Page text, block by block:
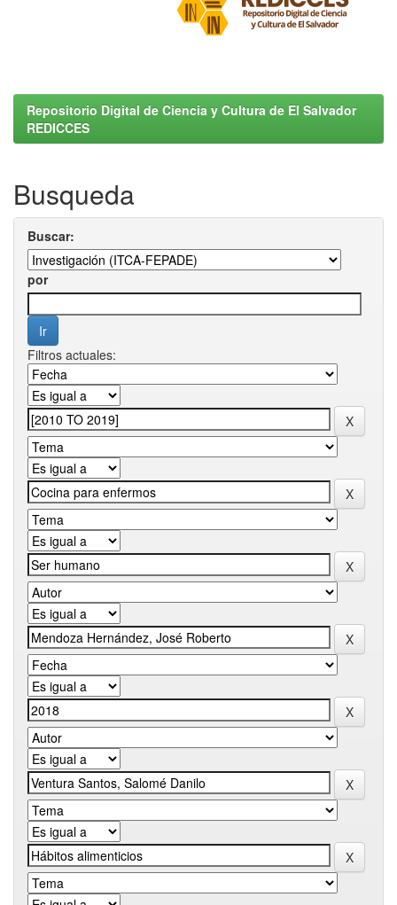
Repositorio Digital de Ciencia y Cultura de El Salvador
REDICCES
Busqueda
Buscar:
por
Filtros actuales: